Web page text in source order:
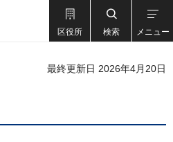
区役所 検索 メニュー
最終更新日 2026年4月20日